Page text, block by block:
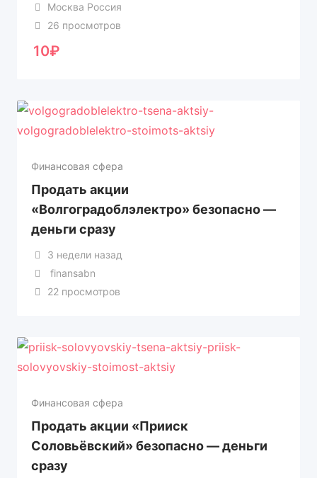
Москва Россия
26 просмотров
10₽
Финансовая сфера
Продать акции
«Волгоградоблэлектро» безопасно —
деньги сразу
3 недели назад
finansabn
22 просмотров
Финансовая сфера
Продать акции «Прииск
Соловьёвский» безопасно — деньги
сразу